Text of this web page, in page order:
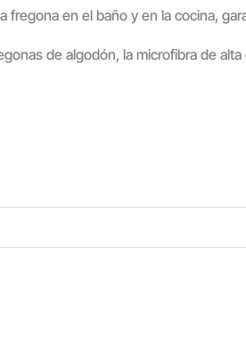
fregona en el baño y en la cocina,
de algodón, la microfibra de alta